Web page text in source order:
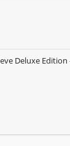
Deluxe Edition